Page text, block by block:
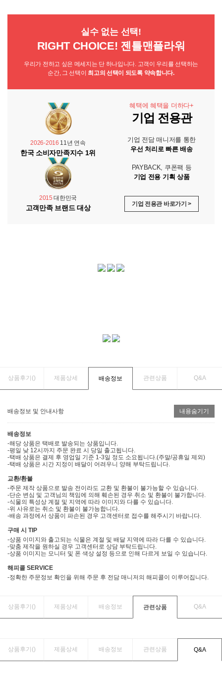
실수 없는 선택!
RIGHT CHOICE! 젠틀맨플라워
우리가 전하고 싶은 메세지는 단 하나입니다. 고객이 우리를 선택하는
순간, 그 선택이 최고의 선택이 되도록 약속합니다.
2026-2016 11년 연속
한국 소비자만족지수 1위
2015 대한민국
고객만족 브랜드 대상
혜택에 혜택을 더하다+
기업 전용관
기업 전담 매니저를 통한
우선 처리로 빠른 배송
PAYBACK, 쿠폰팩 등
기업 전용 기획 상품
기업 전용관 바로가기 >
상품후기() 제품상세 배송정보 관련상품 Q&A
배송정보 및 안내사항 내용숨기기
배송정보
-해당 상품은 택배로 발송되는 상품입니다.
-평일 낮 12시까지 주문 완료 시 당일 출고됩니다.
-택배 상품은 결제 후 영업일 기준 1-3일 정도 소요됩니다.(주말/공휴일 제외)
-택배 상품은 시간 지정이 배달이 어려우니 양해 부탁드립니다.
교환/환불
-주문 제작 상품으로 발송 전이라도 교환 및 환불이 불가능할 수 있습니다.
-단순 변심 및 고객님의 책임에 의해 훼손된 경우 취소 및 환불이 불가합니다.
-식물의 특성상 계절 및 지역에 따라 이미지와 다를 수 있습니다.
-위 사유로는 취소 및 환불이 불가능합니다.
-배송 과정에서 상품이 파손된 경우 고객센터로 접수를 해주시기 바랍니다.
구매 시 TIP
-상품 이미지와 출고되는 식물은 계절 및 배달 지역에 따라 다를 수 있습니다.
-맞춤 제작을 원하실 경우 고객센터로 상담 부탁드립니다.
-상품 이미지는 모니터 및 폰 색상 설정 등으로 인해 다르게 보일 수 있습니다.
해피콜 SERVICE
-정확한 주문정보 확인을 위해 주문 후 전담 매니저의 해피콜이 이루어집니다.
상품후기() 제품상세 배송정보 관련상품 Q&A
상품후기() 제품상세 배송정보 관련상품 Q&A